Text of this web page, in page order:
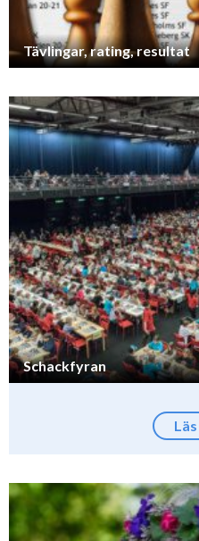
Tävlingar, rating, resultat
Schackfyran